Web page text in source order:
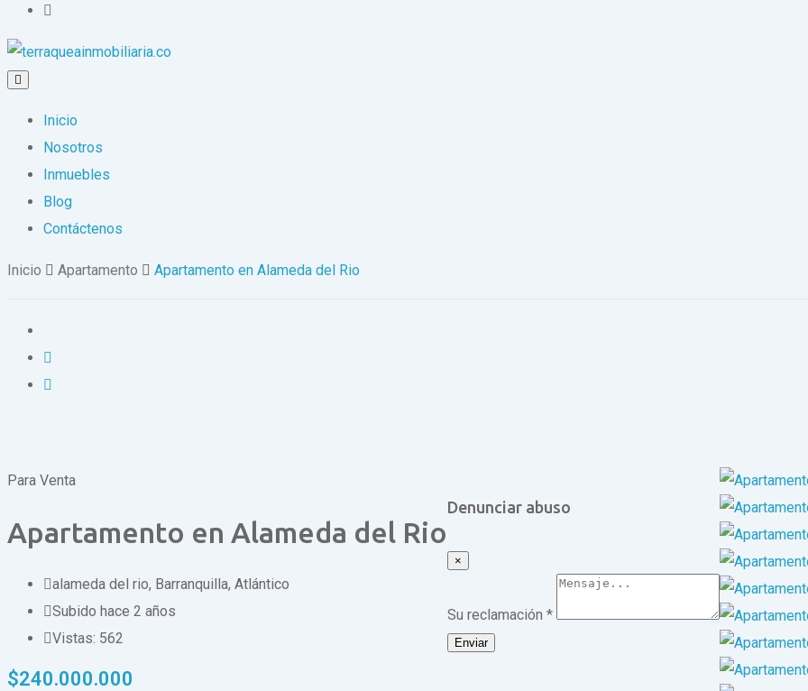
Inicio
Nosotros
Inmuebles
Blog
Contáctenos
Inicio Apartamento Apartamento en Alameda del Rio
Para Venta
Apartamento en Alameda del Rio
alameda del rio, Barranquilla, Atlántico
Subido hace 2 años
Vistas: 562
$240.000.000
Denunciar abuso
×
Su reclamación *
Enviar